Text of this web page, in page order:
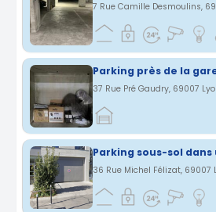
Parking près de la
37 Rue Pré Gaudry, 69007
36 Rue Michel Félizat, 69007